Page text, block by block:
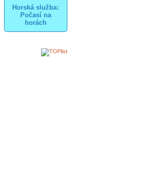
Horská služba:
Počasí na
horách